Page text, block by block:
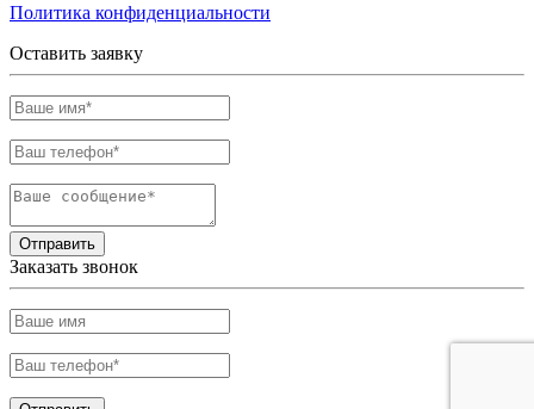
Политика конфиденциальности
Оставить заявку
Отправить
Заказать звонок